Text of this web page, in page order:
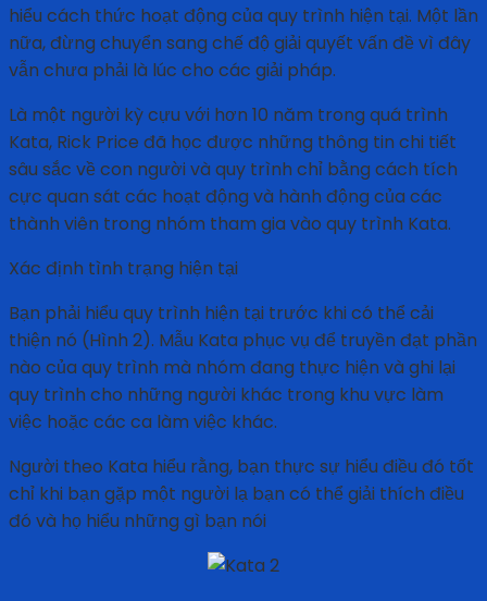
hiểu cách thức hoạt động của quy trình hiện tại. Một lần
nữa, đừng chuyển sang chế độ giải quyết vấn đề vì đây
vẫn chưa phải là lúc cho các giải pháp.
Là một người kỳ cựu với hơn 10 năm trong quá trình
Kata, Rick Price đã học được những thông tin chi tiết
sâu sắc về con người và quy trình chỉ bằng cách tích
cực quan sát các hoạt động và hành động của các
thành viên trong nhóm tham gia vào quy trình Kata.
Xác định tình trạng hiện tại
Bạn phải hiểu quy trình hiện tại trước khi có thể cải
thiện nó (Hình 2). Mẫu Kata phục vụ để truyền đạt phần
nào của quy trình mà nhóm đang thực hiện và ghi lại
quy trình cho những người khác trong khu vực làm
việc hoặc các ca làm việc khác.
Người theo Kata hiểu rằng, bạn thực sự hiểu điều đó tốt
chỉ khi bạn gặp một người lạ bạn có thể giải thích điều
đó và họ hiểu những gì bạn nói